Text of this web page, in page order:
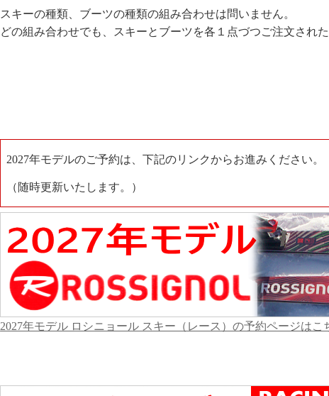
スキーの種類、ブーツの種類の組み合わせは問いません。
どの組み合わせでも、スキーとブーツを各１点づつご注文され
2027年モデルのご予約は、下記のリンクからお進みください。
（随時更新いたします。）
2027年モデル ロシニョール スキー（レース）の予約ページはこ